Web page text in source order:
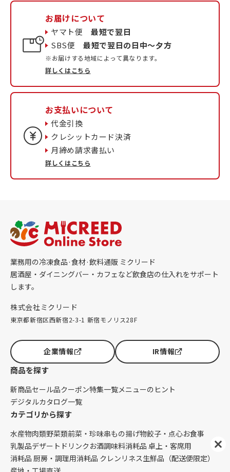
お届けについて
ヤマト便最短で翌日
SBS便最短で翌日の日中〜夕方
※お届けする地域によって異なります。
詳しくはこちら
お支払いについて
代金引換
クレシットカード決済
月締め請求書払い
詳しくはこちら
業務用の冷凍食品·食材·飲料通販 ミクリード
居酒屋・ダイニングバー・カフェなど飲食店の仕入れをサポート
します。
株式会社ミクリード
東京都新宿区西新宿2-3-1 新宿モノリス28F
企業情報 IR情報
商品を探す
新商品セール品クーポン特集一覧メニューのヒント
デジタルカタログ一覧
カテゴリから探す
水産物肉類野菜類前菜・珍味串もの揚げ物餃子・点心お食事
乳製品デザート ドリンク お酒調味料消耗品 卓上・客席用
消耗品 厨房・調理用消耗品 クレンリネス生鮮品（配送便限定）